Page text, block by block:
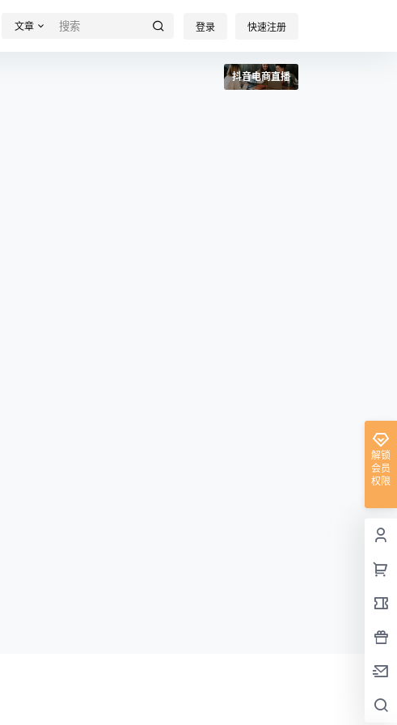
文章 登录 快速注册
抖音电商直播
解锁
会员
权限